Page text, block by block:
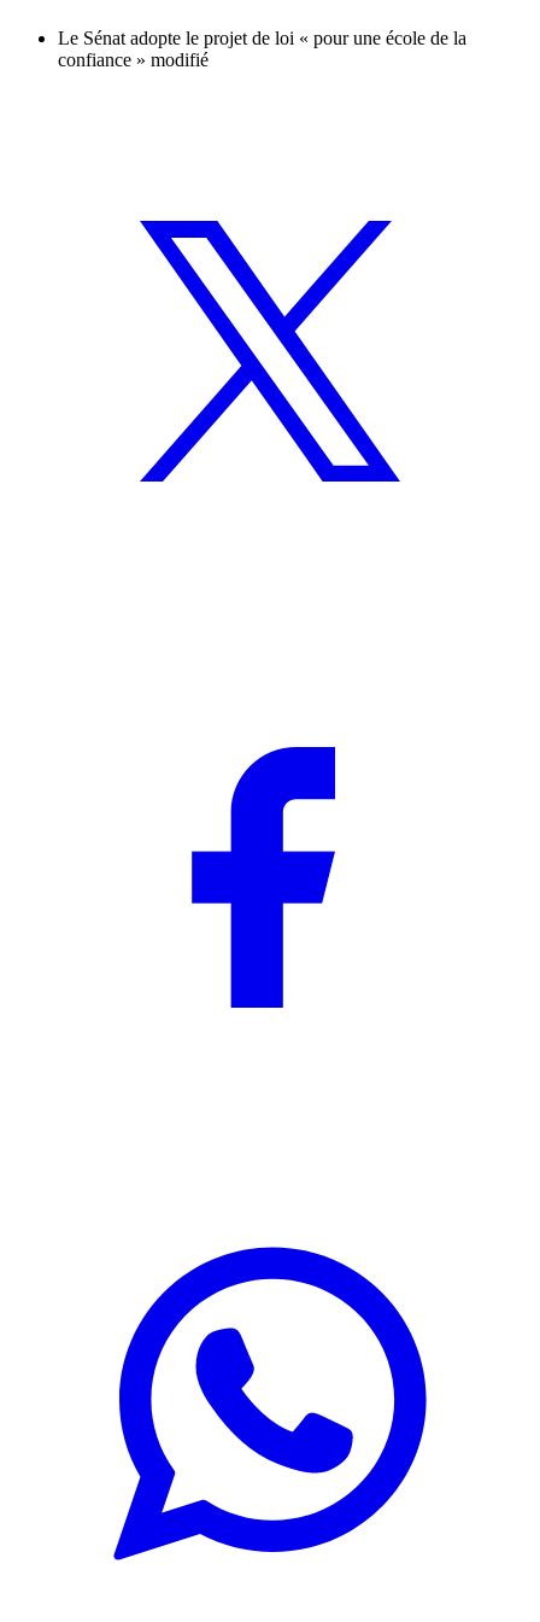
Le Sénat adopte le projet de loi « pour une école de la
confiance » modifié